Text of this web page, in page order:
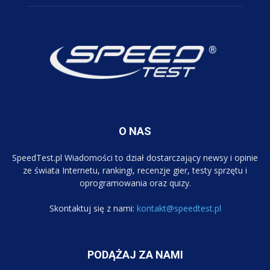
O NAS
SpeedTest.pl Wiadomości to dział dostarczający newsy i opinie
ze świata Internetu, rankingi, recenzje gier, testy sprzętu i
oprogramowania oraz quizy.
Skontaktuj się z nami: kontakt@speedtest.pl
PODĄŻAJ ZA NAMI